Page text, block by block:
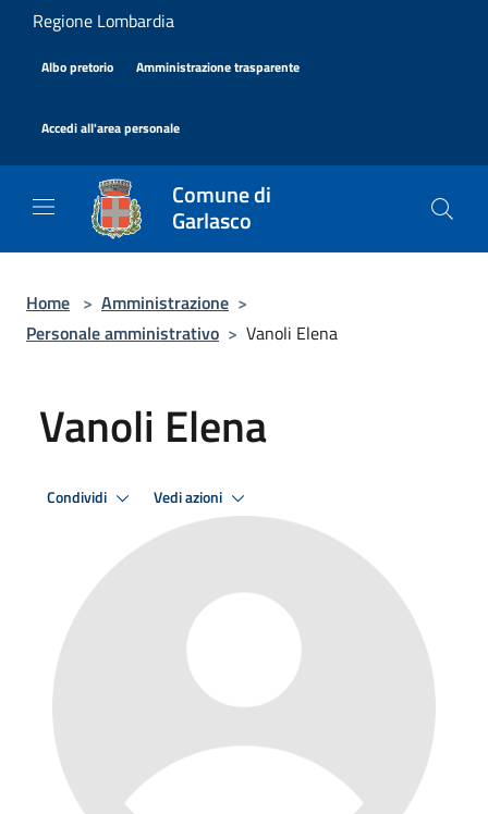
Salta al contenuto principale
Regione Lombardia
Albo pretorio Amministrazione trasparente
Accedi all'area personale
Comune di
Garlasco
Home > Amministrazione >
Personale amministrativo > Vanoli Elena
Vanoli Elena
Condividi Vedi azioni